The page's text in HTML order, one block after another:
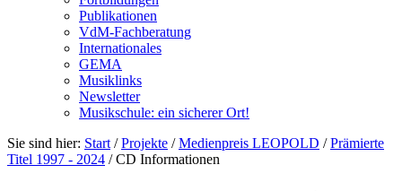
Publikationen
VdM-Fachberatung
Internationales
GEMA
Musiklinks
Newsletter
Musikschule: ein sicherer Ort!
Sie sind hier: Start /Projekte /Medienpreis LEOPOLD /Prämierte
Titel 1997 - 2024 /CD Informationen